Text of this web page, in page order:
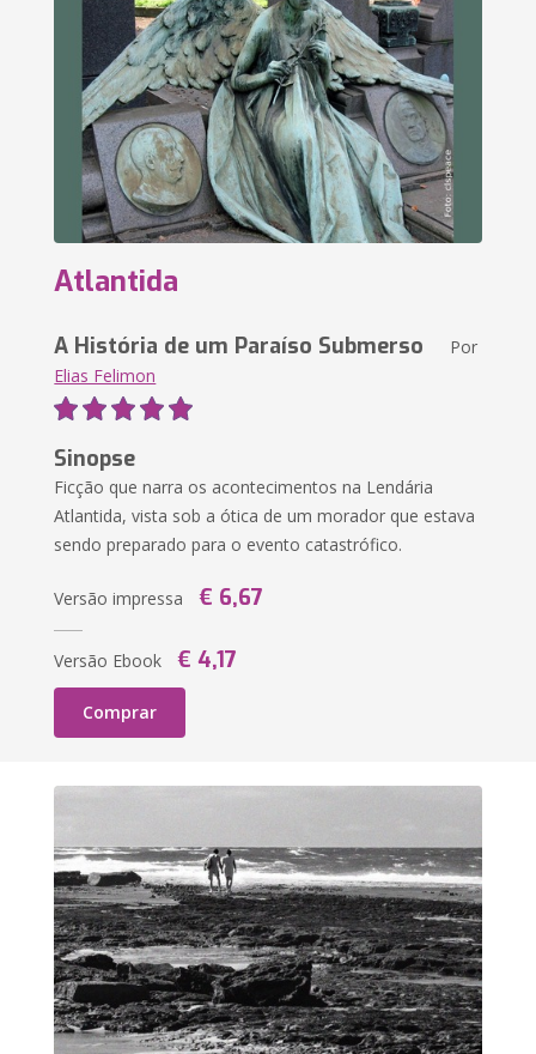
Atlantida
A História de um Paraíso Submerso Por
Elias Felimon
Sinopse
Ficção que narra os acontecimentos na Lendária
Atlantida, vista sob a ótica de um morador que estava
sendo preparado para o evento catastrófico.
Versão impressa € 6,67
Versão Ebook € 4,17
Comprar